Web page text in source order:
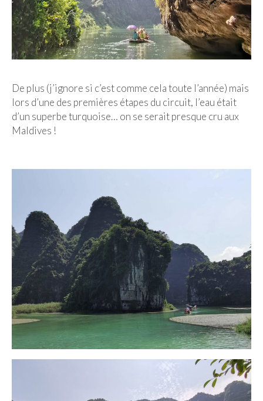
De plus (j’ignore si c’est comme cela toute l’année) mais
lors d’une des premières étapes du circuit, l’eau était
d’un superbe turquoise… on se serait presque cru aux
Maldives !